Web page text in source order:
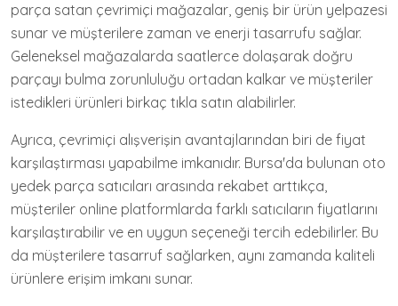
parça satan çevrimiçi mağazalar, geniş bir ürün yelpazesi
sunar ve müşterilere zaman ve enerji tasarrufu sağlar.
Geleneksel mağazalarda saatlerce dolaşarak doğru
parçayı bulma zorunluluğu ortadan kalkar ve müşteriler
istedikleri ürünleri birkaç tıkla satın alabilirler.
Ayrıca, çevrimiçi alışverişin avantajlarından biri de fiyat
karşılaştırması yapabilme imkanıdır. Bursa'da bulunan oto
yedek parça satıcıları arasında rekabet arttıkça,
müşteriler online platformlarda farklı satıcıların fiyatlarını
karşılaştırabilir ve en uygun seçeneği tercih edebilirler. Bu
da müşterilere tasarruf sağlarken, aynı zamanda kaliteli
ürünlere erişim imkanı sunar.